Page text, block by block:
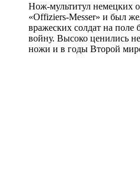
Нож-мультитул немецких
«Offiziers-Messer» и был
вражеских солдат на
войну. Высоко ценились
ножи и в годы Второй